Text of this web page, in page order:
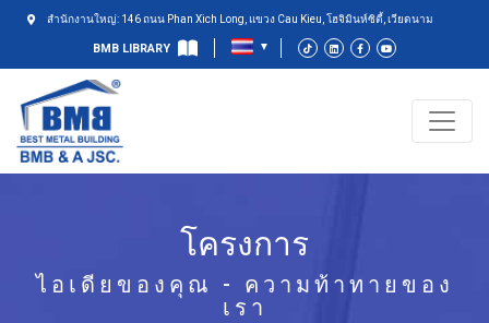
สำนักงานใหญ่: 146 ถนน Phan Xich Long, แขวง Cau Kieu, โฮจิมินห์ซิตี้, เวียดนาม
BMB LIBRARY
โครงการ
ไอเดียของคุณ - ความท้าทายของ
เรา